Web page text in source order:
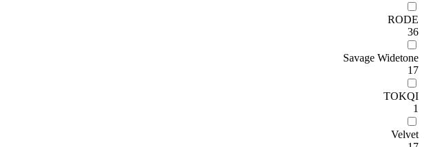
RODE
36
Savage Widetone
17
TOKQI
1
Velvet